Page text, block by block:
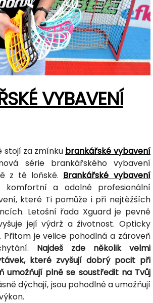
VYBAVENÍ
stojí za zmínku brankářské vybavení
série brankářského vybavení
z té loňské. Brankářské vybavení
komfortní a odolné profesionální
které Ti pomůže i při nejtěžších
Letošní řada Xguard je pevně
její výdrž a životnost. Opticky
Přitom je velice pohodlná a zároveň
Najdeš zde několik velmi
které zvyšují dobrý pocit při
umožňují plně se soustředit na Tvůj
dýchají, jsou pohodlné a umožňují